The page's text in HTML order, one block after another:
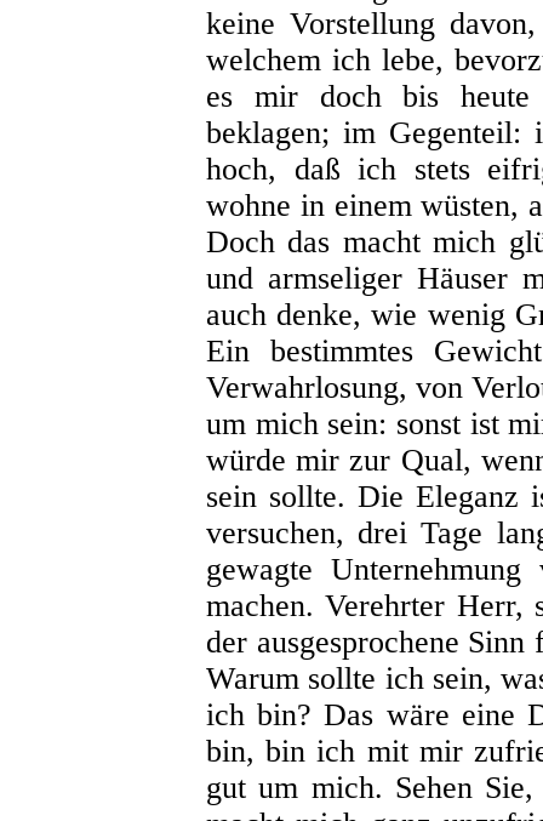
keine Vorstellung
welchem ich lebe,
es mir doch bis
beklagen; im
hoch, daß ich stets
wohne in einem wüsten,
Doch das macht mich
und armseliger Häuser
auch denke, wie wenig
Ein bestimmtes
Verwahrlosung, von
um mich sein: sonst ist
würde mir zur Qual,
sein sollte. Die Eleganz
versuchen, drei Tage
gewagte
machen. Verehrter Herr,
der ausgesprochene
Warum sollte ich sein,
ich bin? Das wäre eine
bin, bin ich mit mir
gut um mich. Sehen